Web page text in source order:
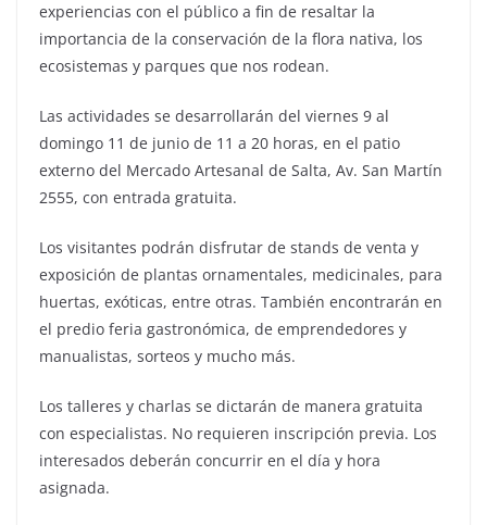
experiencias con el público a fin de resaltar la
importancia de la conservación de la flora nativa, los
ecosistemas y parques que nos rodean.
Las actividades se desarrollarán del viernes 9 al
domingo 11 de junio de 11 a 20 horas, en el patio
externo del Mercado Artesanal de Salta, Av. San Martín
2555, con entrada gratuita.
Los visitantes podrán disfrutar de stands de venta y
exposición de plantas ornamentales, medicinales, para
huertas, exóticas, entre otras. También encontrarán en
el predio feria gastronómica, de emprendedores y
manualistas, sorteos y mucho más.
Los talleres y charlas se dictarán de manera gratuita
con especialistas. No requieren inscripción previa. Los
interesados deberán concurrir en el día y hora
asignada.